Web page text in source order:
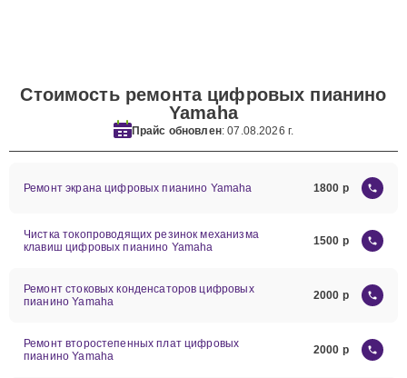
Стоимость ремонта цифровых пианино
Yamaha
Прайс обновлен: 07.08.2026 г.
Ремонт экрана цифровых пианино Yamaha 1800
Чистка токопроводящих резинок механизма
клавиш цифровых пианино Yamaha
1500
Ремонт стоковых конденсаторов цифровых
пианино Yamaha
2000
Ремонт второстепенных плат цифровых
пианино Yamaha
2000